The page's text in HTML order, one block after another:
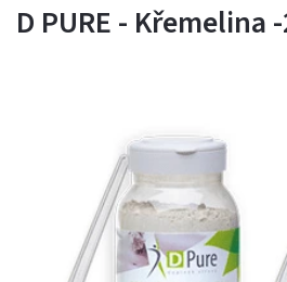
D PURE - Křemelina